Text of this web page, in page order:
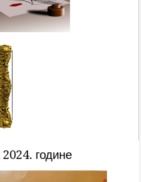
године